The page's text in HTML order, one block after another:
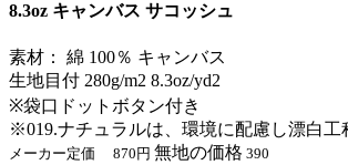
8.3oz キャンバス サコッシュ
素材： 綿 100％ キャンバス
生地目付 280g/m2 8.3oz/yd2
※袋口ドットボタン付き
※019.ナチュラルは、環境に配慮し漂白工
メーカー定価 870円 無地の価格 390